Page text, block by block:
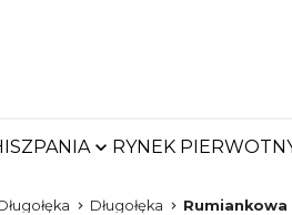
RYNEK
Długołęka Rumiankowa